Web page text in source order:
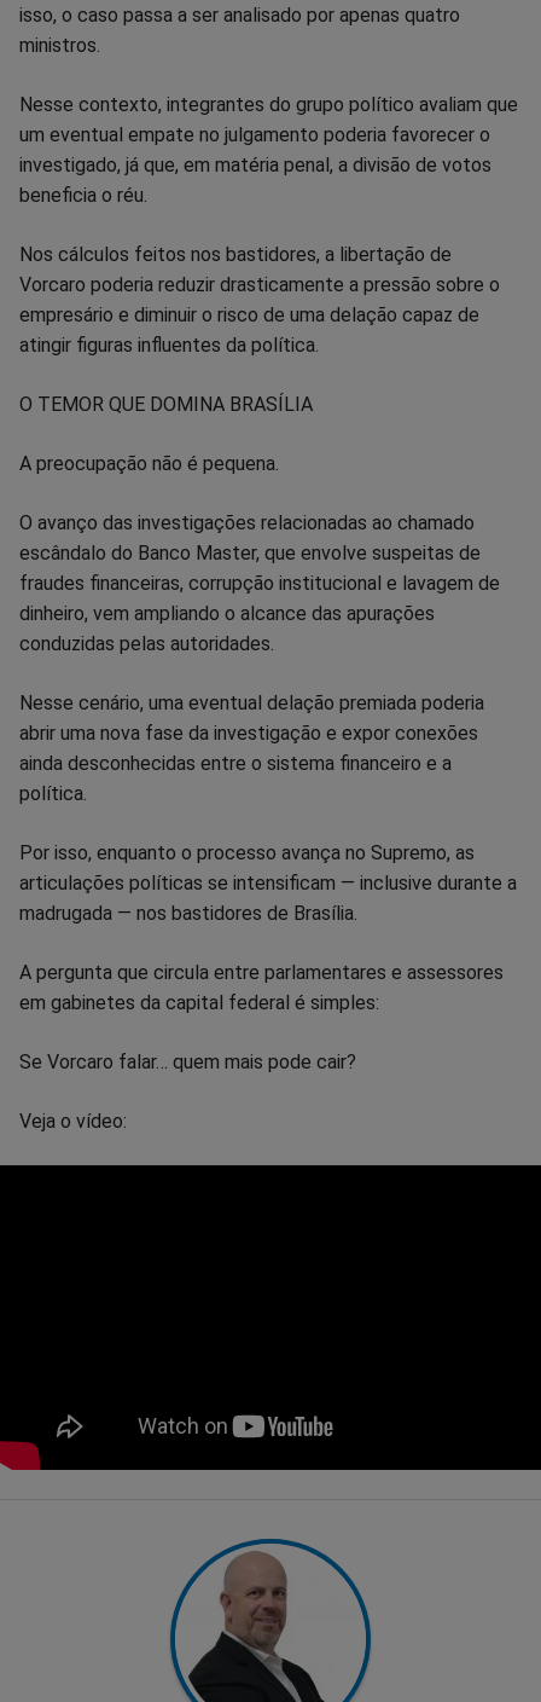
isso, o caso passa a ser analisado por apenas quatro
ministros.
Nesse contexto, integrantes do grupo político avaliam que
um eventual empate no julgamento poderia favorecer o
investigado, já que, em matéria penal, a divisão de votos
beneficia o réu.
Nos cálculos feitos nos bastidores, a libertação de
Vorcaro poderia reduzir drasticamente a pressão sobre o
empresário e diminuir o risco de uma delação capaz de
atingir figuras influentes da política.
O TEMOR QUE DOMINA BRASÍLIA
A preocupação não é pequena.
O avanço das investigações relacionadas ao chamado
escândalo do Banco Master, que envolve suspeitas de
fraudes financeiras, corrupção institucional e lavagem de
dinheiro, vem ampliando o alcance das apurações
conduzidas pelas autoridades.
Nesse cenário, uma eventual delação premiada poderia
abrir uma nova fase da investigação e expor conexões
ainda desconhecidas entre o sistema financeiro e a
política.
Por isso, enquanto o processo avança no Supremo, as
articulações políticas se intensificam — inclusive durante a
madrugada — nos bastidores de Brasília.
A pergunta que circula entre parlamentares e assessores
em gabinetes da capital federal é simples:
Se Vorcaro falar… quem mais pode cair?
Veja o vídeo: